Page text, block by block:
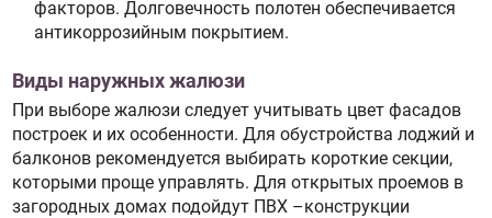
факторов. Долговечность полотен обеспечивается
антикоррозийным покрытием.
Виды наружных жалюзи
При выборе жалюзи следует учитывать цвет фасадов
построек и их особенности. Для обустройства лоджий и
балконов рекомендуется выбирать короткие секции,
которыми проще управлять. Для открытых проемов в
загородных домах подойдут ПВХ –конструкции